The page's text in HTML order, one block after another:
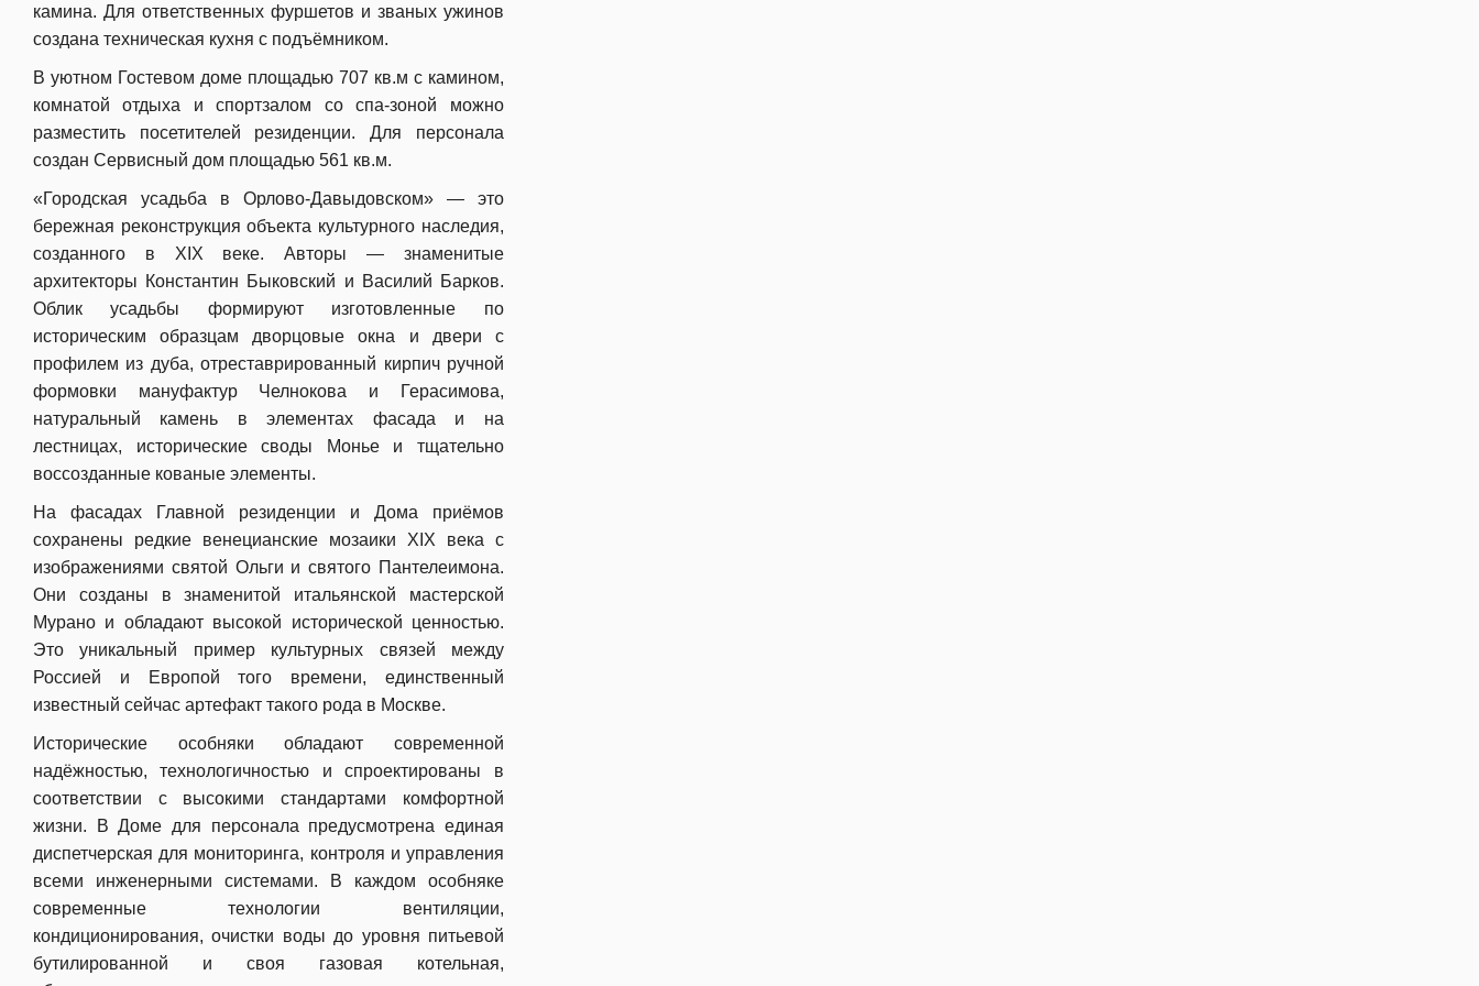
камина. Для ответственных фуршетов и званых ужинов
создана техническая кухня с подъёмником.
В уютном Гостевом доме площадью 707 кв.м с камином,
комнатой отдыха и спортзалом со спа-зоной можно
разместить посетителей резиденции. Для персонала
создан Сервисный дом площадью 561 кв.м.
«Городская усадьба в Орлово-Давыдовском» — это
бережная реконструкция объекта культурного наследия,
созданного в XIX веке. Авторы — знаменитые
архитекторы Константин Быковский и Василий Барков.
Облик усадьбы формируют изготовленные по
историческим образцам дворцовые окна и двери с
профилем из дуба, отреставрированный кирпич ручной
формовки мануфактур Челнокова и Герасимова,
натуральный камень в элементах фасада и на
лестницах, исторические своды Монье и тщательно
воссозданные кованые элементы.
На фасадах Главной резиденции и Дома приёмов
сохранены редкие венецианские мозаики XIX века с
изображениями святой Ольги и святого Пантелеимона.
Они созданы в знаменитой итальянской мастерской
Мурано и обладают высокой исторической ценностью.
Это уникальный пример культурных связей между
Россией и Европой того времени, единственный
известный сейчас артефакт такого рода в Москве.
Исторические особняки обладают современной
надёжностью, технологичностью и спроектированы в
соответствии с высокими стандартами комфортной
жизни. В Доме для персонала предусмотрена единая
диспетчерская для мониторинга, контроля и управления
всеми инженерными системами. В каждом особняке
современные технологии вентиляции,
кондиционирования, очистки воды до уровня питьевой
бутилированной и своя газовая котельная,